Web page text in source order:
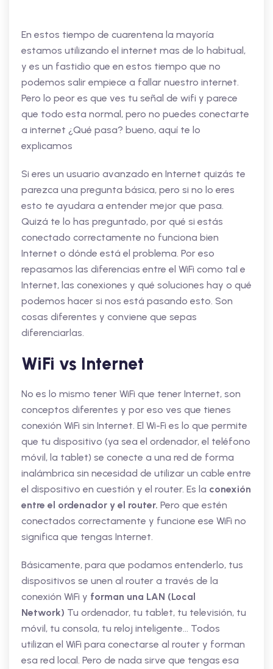
En estos tiempo de cuarentena la mayoría
estamos utilizando el internet mas de lo habitual,
y es un fastidio que en estos tiempo que no
podemos salir empiece a fallar nuestro internet.
Pero lo peor es que ves tu señal de wifi y parece
que todo esta normal, pero no puedes conectarte
a internet ¿Qué pasa? bueno, aquí te lo
explicamos
Si eres un usuario avanzado en Internet quizás te
parezca una pregunta básica, pero si no lo eres
esto te ayudara a entender mejor que pasa.
Quizá te lo has preguntado, por qué si estás
conectado correctamente no funciona bien
Internet o dónde está el problema. Por eso
repasamos las diferencias entre el WiFi como tal e
Internet, las conexiones y qué soluciones hay o qué
podemos hacer si nos está pasando esto. Son
cosas diferentes y conviene que sepas
diferenciarlas.
WiFi vs Internet
No es lo mismo tener WiFi que tener Internet, son
conceptos diferentes y por eso ves que tienes
conexión WiFi sin Internet. El Wi-Fi es lo que permite
que tu dispositivo (ya sea el ordenador, el teléfono
móvil, la tablet) se conecte a una red de forma
inalámbrica sin necesidad de utilizar un cable entre
el dispositivo en cuestión y el router. Es la conexión
entre el ordenador y el router. Pero que estén
conectados correctamente y funcione ese WiFi no
significa que tengas Internet.
Básicamente, para que podamos entenderlo, tus
dispositivos se unen al router a través de la
conexión WiFi y forman una LAN (Local
Network) Tu ordenador, tu tablet, tu televisión, tu
móvil, tu consola, tu reloj inteligente… Todos
utilizan el WiFi para conectarse al router y forman
esa red local. Pero de nada sirve que tengas esa